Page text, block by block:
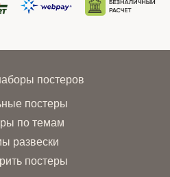
постеров
постеры
по темам
развески
постеры